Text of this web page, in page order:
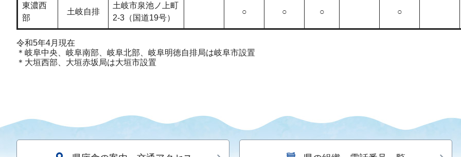
東濃西
部
土岐自排
土岐市泉池ノ上町
2-3（国道19号）
○ ○ ○ ○
令和5年4月現在
＊岐阜中央、岐阜南部、岐阜北部、岐阜明徳自排局は岐阜市設置
＊大垣西部、大垣赤坂局は大垣市設置